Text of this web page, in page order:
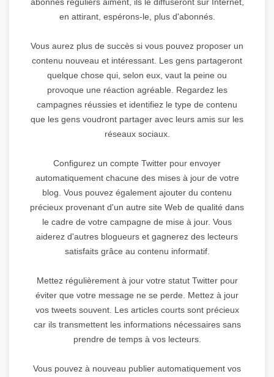
en attirant, espérons-le, plus d'abonnés.
Vous aurez plus de succès si vous pouvez proposer un
contenu nouveau et intéressant. Les gens partageront
quelque chose qui, selon eux, vaut la peine ou
provoque une réaction agréable. Regardez les
campagnes réussies et identifiez le type de contenu
que les gens voudront partager avec leurs amis sur les
réseaux sociaux.
Configurez un compte Twitter pour envoyer
automatiquement chacune des mises à jour de votre
blog. Vous pouvez également ajouter du contenu
précieux provenant d'un autre site Web de qualité dans
le cadre de votre campagne de mise à jour. Vous
aiderez d'autres blogueurs et gagnerez des lecteurs
satisfaits grâce au contenu informatif.
Mettez régulièrement à jour votre statut Twitter pour
éviter que votre message ne se perde. Mettez à jour
vos tweets souvent. Les articles courts sont précieux
car ils transmettent les informations nécessaires sans
prendre de temps à vos lecteurs.
Vous pouvez à nouveau publier automatiquement vos